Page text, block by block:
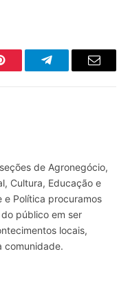
TelegramaE-
de Agronegócio,
Cultura, Educação e
e Política procuramos
público em ser
locais,
comunidade.